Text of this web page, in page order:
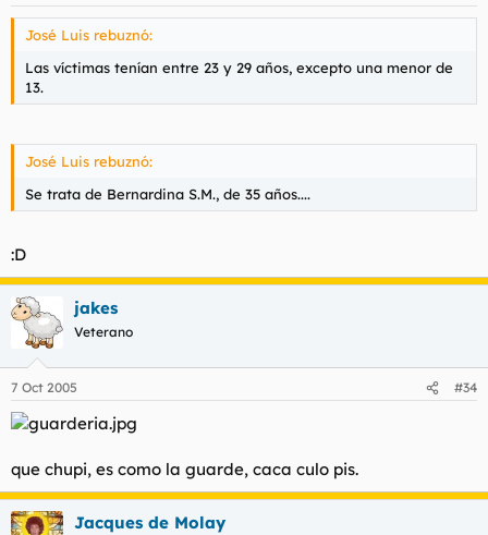
José Luis rebuznó:
Las víctimas tenían entre 23 y 29 años, excepto una menor de
13.
José Luis rebuznó:
Se trata de Bernardina S.M., de 35 años....
:D
jakes
Veterano
7 Oct 2005 #34
que chupi, es como la guarde, caca culo pis.
Jacques de Molay